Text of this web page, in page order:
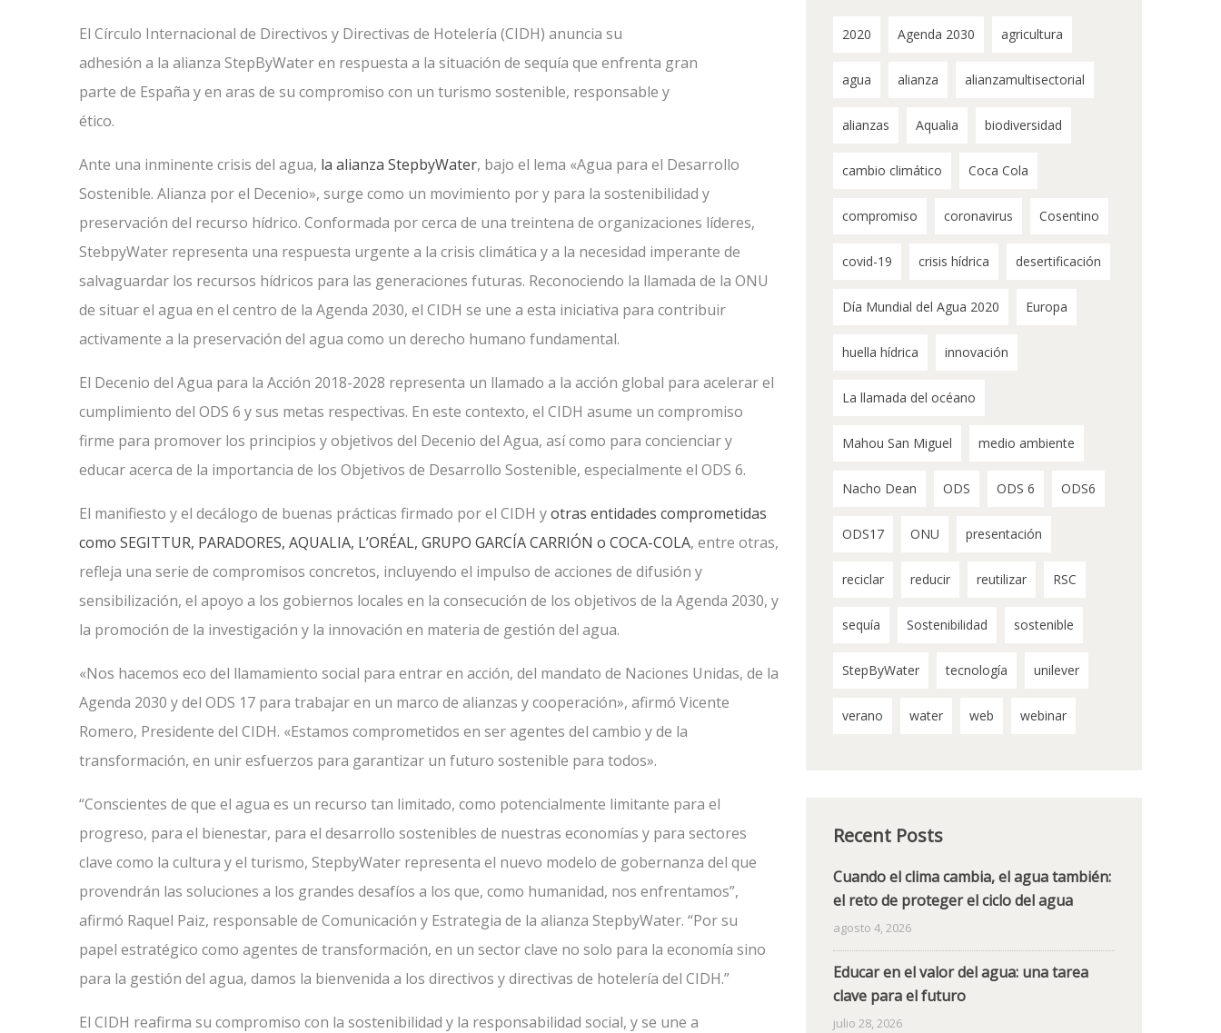
El Círculo Internacional de Directivos y Directivas de Hotelería (CIDH) anuncia su
adhesión a la alianza StepByWater en respuesta a la situación de sequía que enfrenta gran
parte de España y en aras de su compromiso con un turismo sostenible, responsable y
ético.
Ante una inminente crisis del agua, la alianza StepbyWater, bajo el lema «Agua para el Desarrollo
Sostenible. Alianza por el Decenio», surge como un movimiento por y para la sostenibilidad y
preservación del recurso hídrico. Conformada por cerca de una treintena de organizaciones líderes,
StebpyWater representa una respuesta urgente a la crisis climática y a la necesidad imperante de
salvaguardar los recursos hídricos para las generaciones futuras. Reconociendo la llamada de la ONU
de situar el agua en el centro de la Agenda 2030, el CIDH se une a esta iniciativa para contribuir
activamente a la preservación del agua como un derecho humano fundamental.
El Decenio del Agua para la Acción 2018-2028 representa un llamado a la acción global para acelerar el
cumplimiento del ODS 6 y sus metas respectivas. En este contexto, el CIDH asume un compromiso
firme para promover los principios y objetivos del Decenio del Agua, así como para concienciar y
educar acerca de la importancia de los Objetivos de Desarrollo Sostenible, especialmente el ODS 6.
El manifiesto y el decálogo de buenas prácticas firmado por el CIDH yotras entidades comprometidas
como SEGITTUR, PARADORES, AQUALIA, L’ORÉAL, GRUPO GARCÍA CARRIÓN o COCA-COLA, entre otras,
refleja una serie de compromisos concretos, incluyendo el impulso de acciones de difusión y
sensibilización, el apoyo a los gobiernos locales en la consecución de los objetivos de la Agenda 2030, y
la promoción de la investigación y la innovación en materia de gestión del agua.
«Nos hacemos eco del llamamiento social para entrar en acción, del mandato de Naciones Unidas, de la
Agenda 2030 y del ODS 17 para trabajar en un marco de alianzas y cooperación», afirmó Vicente
Romero, Presidente del CIDH. «Estamos comprometidos en ser agentes del cambio y de la
transformación, en unir esfuerzos para garantizar un futuro sostenible para todos».
“Conscientes de que el agua es un recurso tan limitado, como potencialmente limitante para el
progreso, para el bienestar, para el desarrollo sostenibles de nuestras economías y para sectores
clave como la cultura y el turismo, StepbyWater representa el nuevo modelo de gobernanza del que
provendrán las soluciones a los grandes desafíos a los que, como humanidad, nos enfrentamos”,
afirmó Raquel Paiz, responsable de Comunicación y Estrategia de la alianza StepbyWater. “Por su
papel estratégico como agentes de transformación, en un sector clave no solo para la economía sino
para la gestión del agua, damos la bienvenida a los directivos y directivas de hotelería del CIDH.”
El CIDH reafirma su compromiso con la sostenibilidad y la responsabilidad social, y se une a
2020 Agenda 2030 agricultura
agua alianza alianzamultisectorial
alianzas Aqualia biodiversidad
cambio climático Coca Cola
compromiso coronavirus Cosentino
covid-19 crisis hídrica desertificación
Día Mundial del Agua 2020 Europa
huella hídrica innovación
La llamada del océano
Mahou San Miguel medio ambiente
Nacho Dean ODS ODS 6 ODS6
ODS17 ONU presentación
reciclar reducir reutilizar RSC
sequía Sostenibilidad sostenible
StepByWater tecnología unilever
verano water web webinar
Recent Posts
Cuando el clima cambia, el agua también:
el reto de proteger el ciclo del agua
agosto 4, 2026
Educar en el valor del agua: una tarea
clave para el futuro
julio 28, 2026